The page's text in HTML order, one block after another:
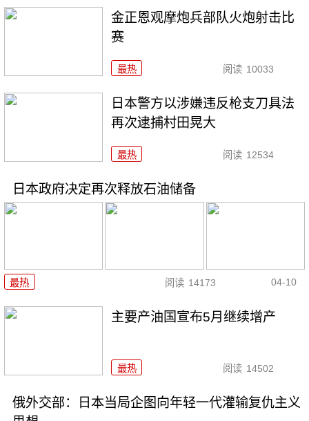
金正恩观摩炮兵部队火炮射击比
赛
最热 阅读 10033
日本警方以涉嫌违反枪支刀具法
再次逮捕村田晃大
最热 阅读 12534
日本政府决定再次释放石油储备
最热 阅读 14173 04-10
主要产油国宣布5月继续增产
最热 阅读 14502
俄外交部：日本当局企图向年轻一代灌输复仇主义